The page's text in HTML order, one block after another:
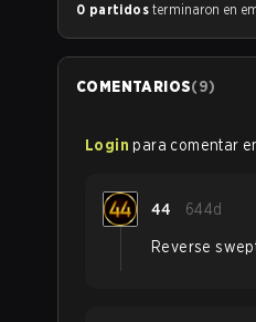
0 partidosterminaron en
COMENTARIOS(9)
Login para comentar
44 644d
Reverse